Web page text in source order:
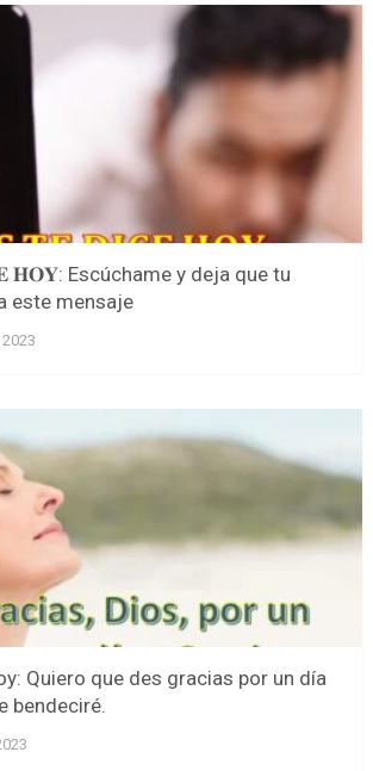
𝐇𝐎𝐘: Escúchame y deja que tu
este mensaje
Quiero que des gracias por un día
bendeciré.